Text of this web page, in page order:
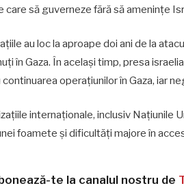
care să guverneze fără să amenințe
au loc la aproape doi ani de la
în Gaza. În același timp, presa
operațiunilor în Gaza, iar
internaționale, inclusiv Națiunile
foamete și dificultăți majore în
te la canalul nostru de